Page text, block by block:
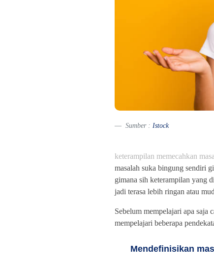
Sumber : Istock
keterampilan memecahkan
masalah suka bingung sendiri
gimana sih keterampilan yang
jadi terasa lebih ringan atau
Sebelum mempelajari apa saja
mempelajari beberapa
Mendefinisikan